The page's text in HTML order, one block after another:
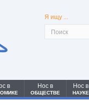
Я ищу ...
в Нос в
ОБЩЕСТВЕ
Нос в
НАУКЕ